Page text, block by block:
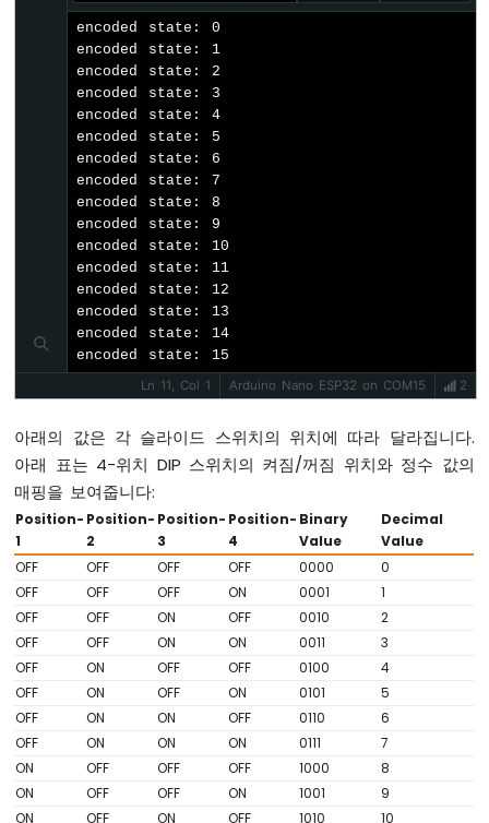
서
아
두
이
노
나
노
ESP32
-
토
양
수
분
센
서
펌
프
아
encoded state: 0
encoded state: 1
encoded state: 2
encoded state: 3
encoded state: 4
encoded state: 5
encoded state: 6
encoded state: 7
encoded state: 8
encoded state: 9
encoded state: 10
encoded state: 11
encoded state: 12
encoded state: 13
encoded state: 14
encoded state: 15
Ln 11, Col 1
Arduino Nano ESP32 on COM15 2
아래의 값은 각 슬라이드 스위치의 위치에 따라 달라집니다.
아래 표는 4-위치 DIP 스위치의 켜짐/꺼짐 위치와 정수 값의
매핑을 보여줍니다:
Position-
1
Position-
2
Position-
3
Position-
4
Binary
Value
Decimal
Value
OFF
OFF OFF OFF 0000
0
OFF
OFF OFF ON 0001
1
OFF
OFF ON OFF 0010
2
OFF
OFF ON ON 0011
3
OFF
ON OFF OFF 0100
4
OFF
ON OFF ON 0101
5
OFF
ON ON OFF 0110
6
OFF
ON ON ON 0111
7
ON
OFF OFF OFF 1000
8
ON
OFF OFF ON 1001
9
ON
OFF ON OFF 1010
10